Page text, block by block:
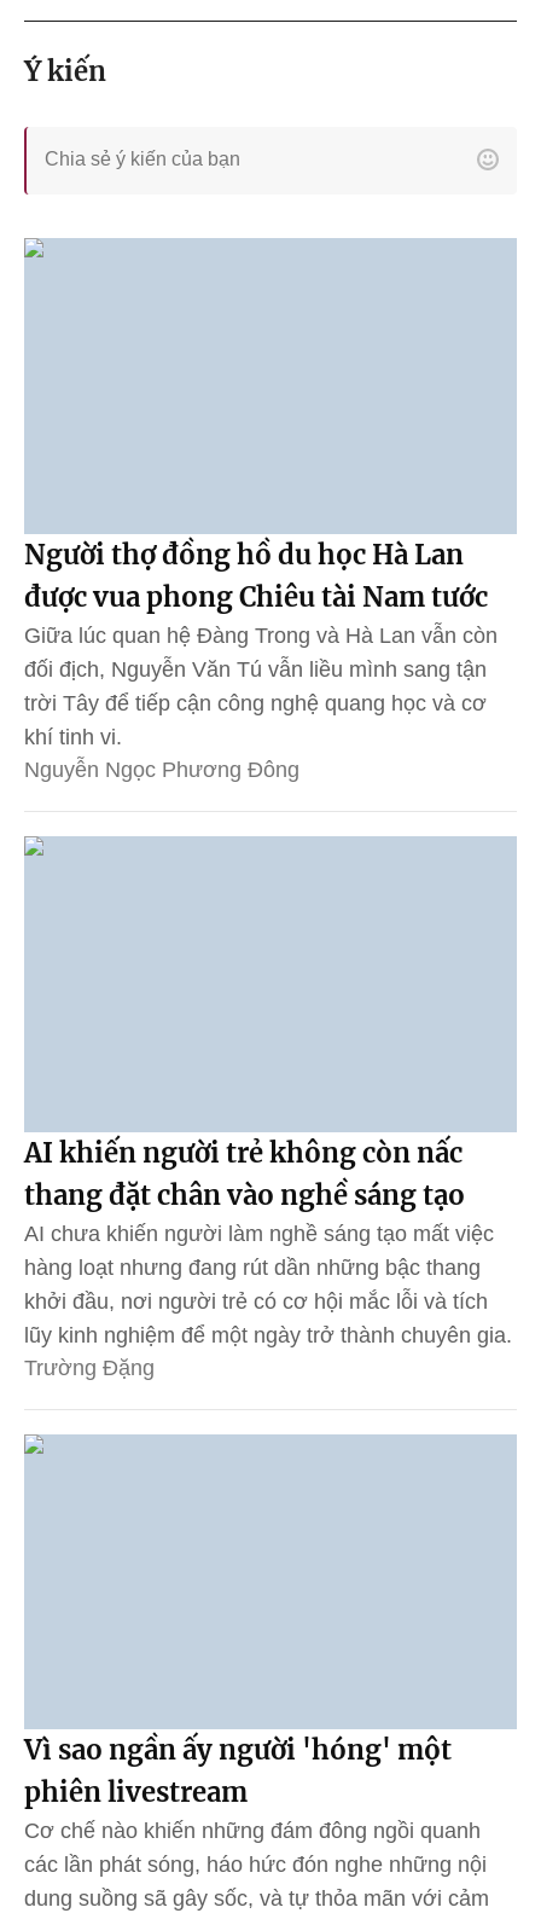
Ý kiến
Người thợ đồng hồ du học Hà Lan
được vua phong Chiêu tài Nam tước
Giữa lúc quan hệ Đàng Trong và Hà Lan vẫn còn
đối địch, Nguyễn Văn Tú vẫn liều mình sang tận
trời Tây để tiếp cận công nghệ quang học và cơ
khí tinh vi.
Nguyễn Ngọc Phương Đông
AI khiến người trẻ không còn nấc
thang đặt chân vào nghề sáng tạo
AI chưa khiến người làm nghề sáng tạo mất việc
hàng loạt nhưng đang rút dần những bậc thang
khởi đầu, nơi người trẻ có cơ hội mắc lỗi và tích
lũy kinh nghiệm để một ngày trở thành chuyên gia.
Trường Đặng
Vì sao ngần ấy người 'hóng' một
phiên livestream
Cơ chế nào khiến những đám đông ngồi quanh
các lần phát sóng, háo hức đón nghe những nội
dung suồng sã gây sốc, và tự thỏa mãn với cảm